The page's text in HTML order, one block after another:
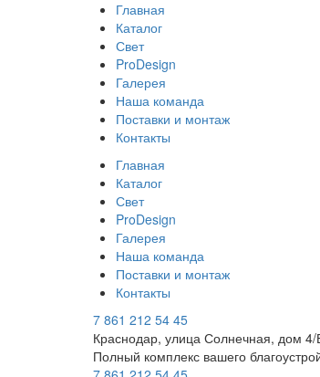
Главная
Каталог
Свет
ProDesign
Галерея
Наша команда
Поставки и монтаж
Контакты
Главная
Каталог
Свет
ProDesign
Галерея
Наша команда
Поставки и монтаж
Контакты
7 861 212 54 45
Краснодар, улица Солнечная, дом
Полный комплекс вашего